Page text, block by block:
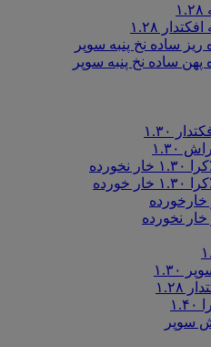
۱.۲۸
ریز ساده نخ پنبه سوپر
پهن ساده نخ پنبه سوپر
۱.۳۰
۱.۳۰
نخورده
سوپر